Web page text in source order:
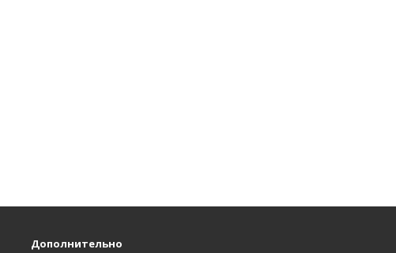
Дополнительно